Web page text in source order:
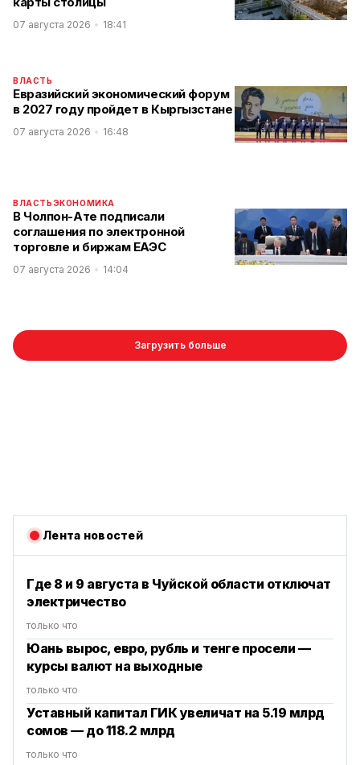
07 августа 2026 18:41
ВЛАСТЬ
Евразийский экономический форум
в 2027 году пройдет в Кыргызстане
07 августа 2026 16:48
ВЛАСТЬЭКОНОМИКА
В Чолпон-Ате подписали
соглашения по электронной
торговле и биржам ЕАЭС
07 августа 2026 14:04
Загрузить больше
Лента новостей
Где 8 и 9 августа в Чуйской области отключат
электричество
только что
Юань вырос, евро, рубль и тенге просели —
курсы валют на выходные
только что
Уставный капитал ГИК увеличат на 5.19 млрд
сомов — до 118.2 млрд
только что